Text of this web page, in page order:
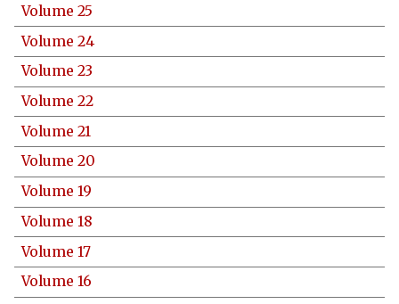
Volume 25
Volume 24
Volume 23
Volume 22
Volume 21
Volume 20
Volume 19
Volume 18
Volume 17
Volume 16